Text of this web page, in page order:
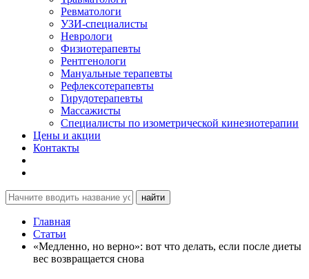
Ревматологи
УЗИ-специалисты
Неврологи
Физиотерапевты
Рентгенологи
Мануальные терапевты
Рефлексотерапевты
Гирудотерапевты
Массажисты
Специалисты по изометрической кинезиотерапии
Цены и акции
Контакты
найти
Главная
Статьи
«Медленно, но верно»: вот что делать, если после диеты
вес возвращается снова